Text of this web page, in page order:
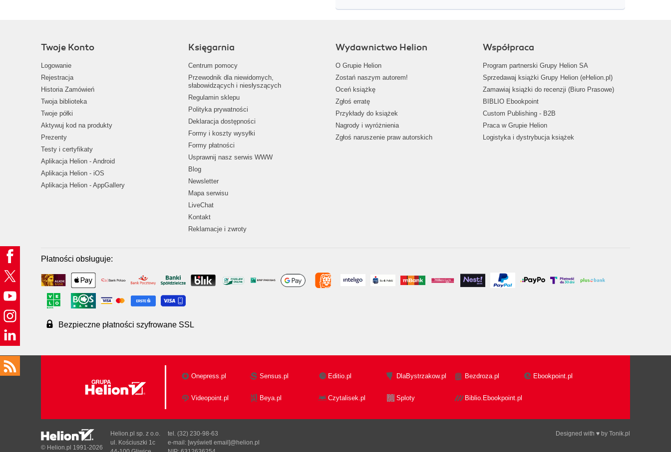
Twoje Konto
Logowanie
Rejestracja
Historia Zamówień
Twoja biblioteka
Twoje półki
Aktywuj kod na produkty
Prezenty
Testy i certyfikaty
Aplikacja Helion - Android
Aplikacja Helion - iOS
Aplikacja Helion - AppGallery
Księgarnia
Centrum pomocy
Przewodnik dla niewidomych,
słabowidzących i niesłyszących
Regulamin sklepu
Polityka prywatności
Deklaracja dostępności
Formy i koszty wysyłki
Formy płatności
Usprawnij nasz serwis WWW
Blog
Newsletter
Mapa serwisu
LiveChat
Kontakt
Reklamacje i zwroty
Wydawnictwo Helion
O Grupie Helion
Zostań naszym autorem!
Oceń książkę
Zgłoś erratę
Przykłady do książek
Nagrody i wyróżnienia
Zgłoś naruszenie praw autorskich
Współpraca
Program partnerski Grupy Helion SA
Sprzedawaj książki Grupy Helion (eHelion.pl)
Zamawiaj książki do recenzji (Biuro Prasowe)
BIBLIO Ebookpoint
Custom Publishing - B2B
Praca w Grupie Helion
Logistyka i dystrybucja książek
Płatności obsługuje:
Bezpieczne płatności szyfrowane SSL
Onepress.pl Sensus.pl Editio.pl DlaBystrzakow.pl Bezdroza.pl Ebookpoint.pl
Videopoint.pl Beya.pl Czytalisek.pl Sploty Biblio.Ebookpoint.pl
Designed with ♥ by Tonik.pl
© Helion.pl 1991-2026
Helion.pl sp. z o.o.
ul. Kościuszki 1c
tel. (32) 230-98-63
e-mail: [wyświetl email]@helion.pl